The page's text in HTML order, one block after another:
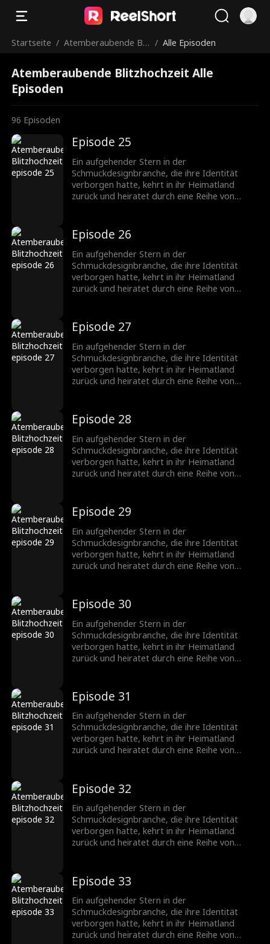
Startseite / Atemberaubende Blit / Alle Episoden
Atemberaubende Blitzhochzeit Alle
Episoden
96 Episoden
Episode 25
Ein aufgehender Stern in der
Schmuckdesignbranche, die ihre Identität
verborgen hatte, kehrt in ihr Heimatland
zurück und heiratet durch eine Reihe von
verschiedene Hindernisse überwunden haben,
wächst ihre Zuneigung zueinander, und sie
werden ein gefeiertes Paar in der
Schmuckbranche.
Episode 26
Ein aufgehender Stern in der
Schmuckdesignbranche, die ihre Identität
verborgen hatte, kehrt in ihr Heimatland
zurück und heiratet durch eine Reihe von
verschiedene Hindernisse überwunden haben,
wächst ihre Zuneigung zueinander, und sie
werden ein gefeiertes Paar in der
Schmuckbranche.
Episode 27
Ein aufgehender Stern in der
Schmuckdesignbranche, die ihre Identität
verborgen hatte, kehrt in ihr Heimatland
zurück und heiratet durch eine Reihe von
verschiedene Hindernisse überwunden haben,
wächst ihre Zuneigung zueinander, und sie
werden ein gefeiertes Paar in der
Schmuckbranche.
Episode 28
Ein aufgehender Stern in der
Schmuckdesignbranche, die ihre Identität
verborgen hatte, kehrt in ihr Heimatland
zurück und heiratet durch eine Reihe von
verschiedene Hindernisse überwunden haben,
wächst ihre Zuneigung zueinander, und sie
werden ein gefeiertes Paar in der
Schmuckbranche.
Episode 29
Ein aufgehender Stern in der
Schmuckdesignbranche, die ihre Identität
verborgen hatte, kehrt in ihr Heimatland
zurück und heiratet durch eine Reihe von
verschiedene Hindernisse überwunden haben,
wächst ihre Zuneigung zueinander, und sie
werden ein gefeiertes Paar in der
Schmuckbranche.
Episode 30
Ein aufgehender Stern in der
Schmuckdesignbranche, die ihre Identität
verborgen hatte, kehrt in ihr Heimatland
zurück und heiratet durch eine Reihe von
verschiedene Hindernisse überwunden haben,
wächst ihre Zuneigung zueinander, und sie
werden ein gefeiertes Paar in der
Schmuckbranche.
Episode 31
Ein aufgehender Stern in der
Schmuckdesignbranche, die ihre Identität
verborgen hatte, kehrt in ihr Heimatland
zurück und heiratet durch eine Reihe von
verschiedene Hindernisse überwunden haben,
wächst ihre Zuneigung zueinander, und sie
werden ein gefeiertes Paar in der
Schmuckbranche.
Episode 32
Ein aufgehender Stern in der
Schmuckdesignbranche, die ihre Identität
verborgen hatte, kehrt in ihr Heimatland
zurück und heiratet durch eine Reihe von
verschiedene Hindernisse überwunden haben,
wächst ihre Zuneigung zueinander, und sie
werden ein gefeiertes Paar in der
Schmuckbranche.
Episode 33
Ein aufgehender Stern in der
Schmuckdesignbranche, die ihre Identität
verborgen hatte, kehrt in ihr Heimatland
zurück und heiratet durch eine Reihe von